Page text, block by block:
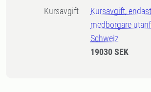
Kursavgift
Kursavgift,
medborgare
Schweiz
19030 SEK